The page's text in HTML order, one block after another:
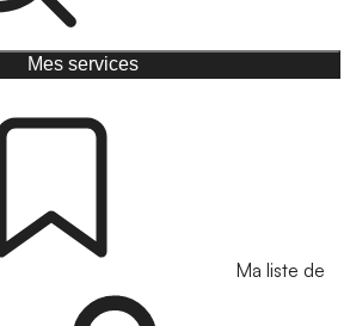
Mes services
Ma liste de